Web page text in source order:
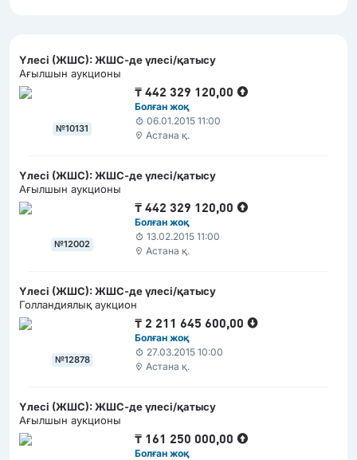
Үлесі (ЖШС): ЖШС-де үлесі/қатысу
Ағылшын аукционы
№10131
₸442 329 120,00
Болған жоқ
06.01.2015 11:00
Астана қ.
Үлесі (ЖШС): ЖШС-де үлесі/қатысу
Ағылшын аукционы
№12002
₸442 329 120,00
Болған жоқ
13.02.2015 11:00
Астана қ.
Үлесі (ЖШС): ЖШС-де үлесі/қатысу
Голландиялық аукцион
№12878
₸ 2 211 645 600,00
Болған жоқ
27.03.2015 10:00
Астана қ.
Үлесі (ЖШС): ЖШС-де үлесі/қатысу
Ағылшын аукционы
₸ 161 250 000,00
Болған жоқ